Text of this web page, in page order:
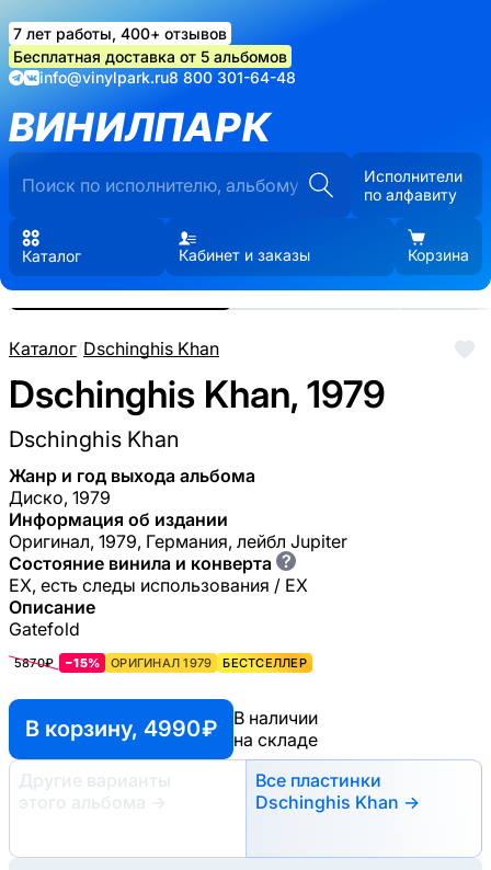
7 лет работы, 400+ отзывов
Бесплатная доставка от 5 альбомов
info@vinylpark.ru8 800 301-64-48
ВИНИЛПАРК
Исполнители
по алфавиту
Каталог Кабинет и заказы Корзина
Каталог/Dschinghis Khan
Dschinghis Khan, 1979
Dschinghis Khan
Жанр и год выхода альбома
Диско, 1979
Информация об издании
Оригинал, 1979, Германия, лейбл Jupiter
Состояние винила и конверта ?
EX, есть следы использования / EX
Описание
Gatefold
5870₽ −15% ОРИГИНАЛ 1979 БЕСТСЕЛЛЕР
В корзину, 4990 ₽
В наличии
на складе
Другие варианты
этого альбома
→
Все пластинки
Dschinghis Khan →
Реальные фото пластинки.
Нажмите, чтобы увеличить